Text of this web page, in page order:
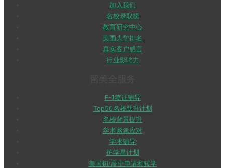
加入我们
名校录取榜
教育研究中心
美国大学排名
真实客户感言
行业影响力
F-1签证辅导
Top50名校跃升计划
名校背景提升
学术紧急应对
学术辅导
护学星计划
美国初/高中申请和转学